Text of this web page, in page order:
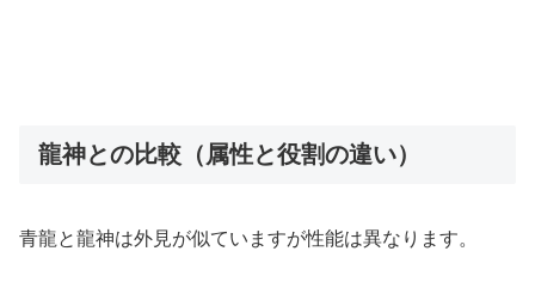
龍神との比較（属性と役割の違い）
青龍と龍神は外見が似ていますが性能は異なります。